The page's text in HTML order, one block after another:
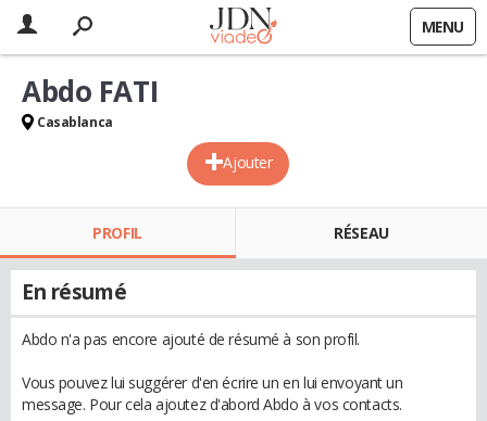
MENU
Ajouter
Abdo FATI
Casablanca
PROFIL RÉSEAU
En résumé
Abdo n'a pas encore ajouté de résumé à son profil.
Vous pouvez lui suggérer d'en écrire un en lui envoyant un
message. Pour cela ajoutez d'abord Abdo à vos contacts.